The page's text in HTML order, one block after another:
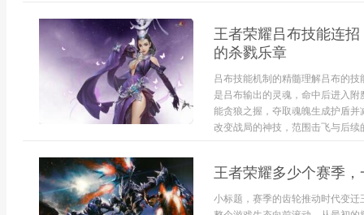
王者荣耀吕布技能连
的杀戮乐章
吕布技能机制的精髓理解吕布的
是吕布输出的灵魂，命中后进入
能贪狼之握，夺取魂魄生成护盾
改变战局的神技，范围击飞与后续
王者荣耀多少个赛季
小标题，赛季的齿轮推动时代变